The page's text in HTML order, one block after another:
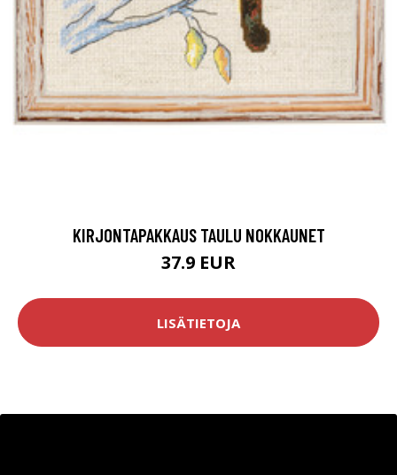
KIRJONTAPAKKAUS TAULU NOKKAUNET
37.9 EUR
LISÄTIETOJA